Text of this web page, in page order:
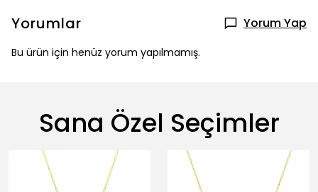
Yorumlar Yorum Yap
Bu ürün için henüz yorum yapılmamış.
Sana Özel Seçimler